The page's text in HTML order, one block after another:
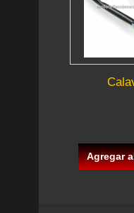
Agregar